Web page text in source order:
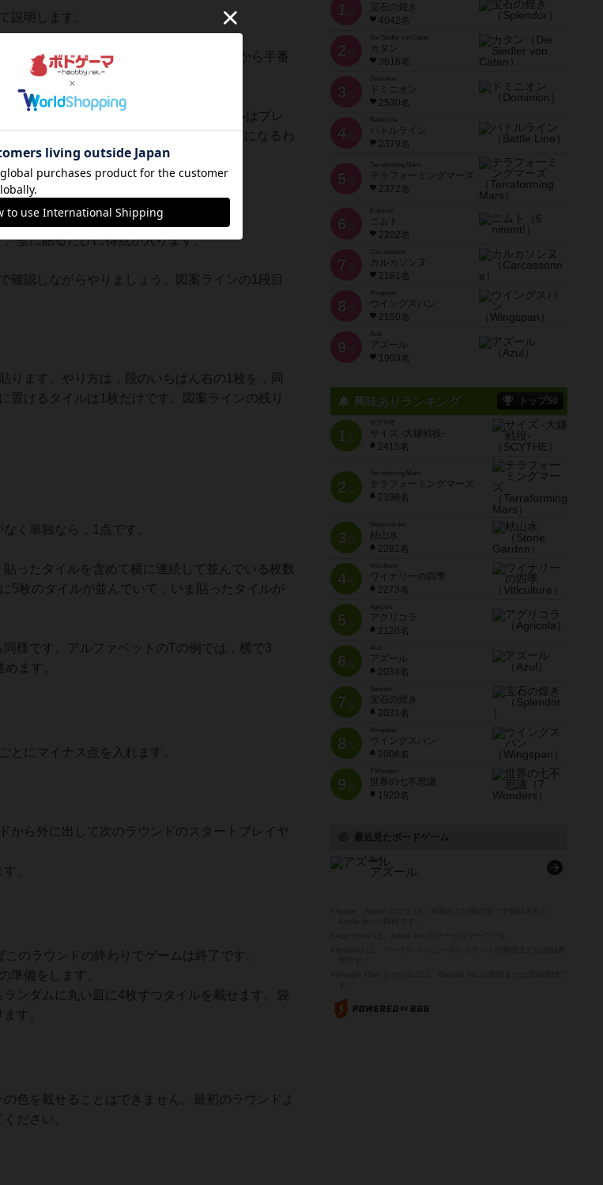
説明します。
に，1のタイルをテーブル中央に置いてから手番
1のタイルを取ります。取った1のタイルはプレ
ウンドの先手を取るとあとでマイナス点になるわ
壁に貼るたびに得点が入ります。
認しながらやりましょう。図案ラインの1段目
ます。やり方は，段のいちばん右の1枚を，同
置けるタイルは1枚だけです。図案ラインの残り
く単独なら，1点です。
ったタイルを含めて横に連続して並んでいる枚数
5枚のタイルが並んでいて，いま貼ったタイルが
様です。アルファベットのTの例では，横で3
ます。
にマイナス点を入れます。
ら外に出して次のラウンドのスタートプレイヤ
。
ラウンドの終わりでゲームは終了です。
備をします。
ダムに丸い皿に4枚ずつタイルを載せます。袋
す。
を載せることはできません。最初のラウンドよ
ださい。
1 位
宝石の煌き
4042名
2 位
Die Siedler von Catan
カタン
3616名
3 位
ドミニオン
2530名
4位
Battle Line
バトルライン
2379名
5 位
Terraforming Mars
テラフォーミングマーズ
2372名
6 位
ニムト
2202名
7 位
Carcassonne
カルカソンヌ
2191名
8 位
Wingspan
ウイングスパン
2150名
9 位
Azul
アズール
1903名
興味ありランキング トップ50
1位
SCYTHE
サイズ -大鎌戦役-
2415名
2位
Terraforming Mars
テラフォーミングマーズ
2396名
3位
Stone Garden
枯山水
2281名
4位
Viticulture
ワイナリーの四季
2273名
5位
Agricola
アグリコラ
2120名
6位
Azul
アズール
2034名
7位
宝石の煌き
2031名
8位
Wingspan
ウイングスパン
2006名
9位
7 Wonders
世界の七不思議
1920名
最近見たボードゲーム
Azul
アズール